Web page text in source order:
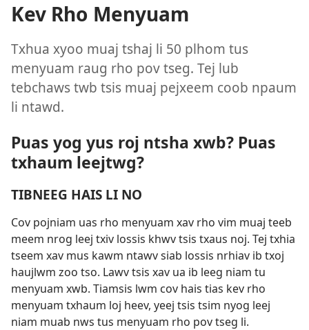
Kev Rho Menyuam
Txhua xyoo muaj tshaj li 50 plhom tus
menyuam raug rho pov tseg. Tej lub
tebchaws twb tsis muaj pejxeem coob npaum
li ntawd.
Puas yog yus roj ntsha xwb? Puas
txhaum leejtwg?
TIBNEEG HAIS LI NO
Cov pojniam uas rho menyuam xav rho vim muaj teeb
meem nrog leej txiv lossis khwv tsis txaus noj. Tej txhia
tseem xav mus kawm ntawv siab lossis nrhiav ib txoj
haujlwm zoo tso. Lawv tsis xav ua ib leeg niam tu
menyuam xwb. Tiamsis lwm cov hais tias kev rho
menyuam txhaum loj heev, yeej tsis tsim nyog leej
niam muab nws tus menyuam rho pov tseg li.